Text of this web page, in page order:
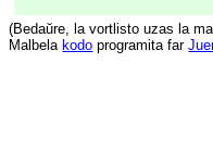
(Bedaŭre, la vortlisto uzas la
Malbela kodo programita far